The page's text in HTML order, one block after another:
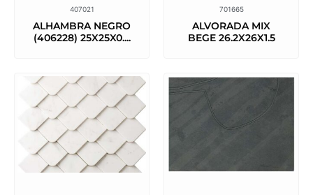
407021
ALHAMBRA NEGRO
(406228) 25X25X0....
701665
ALVORADA MIX
BEGE 26.2X26X1.5